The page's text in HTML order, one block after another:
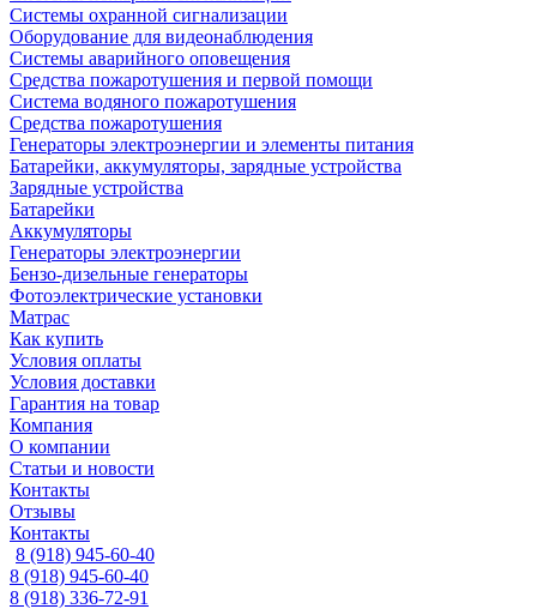
Системы охранной сигнализации
Оборудование для видеонаблюдения
Системы аварийного оповещения
Средства пожаротушения и первой помощи
Система водяного пожаротушения
Средства пожаротушения
Генераторы электроэнергии и элементы питания
Батарейки, аккумуляторы, зарядные устройства
Зарядные устройства
Батарейки
Аккумуляторы
Генераторы электроэнергии
Бензо-дизельные генераторы
Фотоэлектрические установки
Матрас
Как купить
Условия оплаты
Условия доставки
Гарантия на товар
Компания
О компании
Статьи и новости
Контакты
Отзывы
Контакты
8 (918) 945-60-40
8 (918) 945-60-40
8 (918) 336-72-91